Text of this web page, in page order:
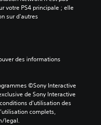
votre PS4 principale ; elle
sur d'autres
©Sony Interactive
de Sony Interactive
d’utilisation des
complets,
legal.